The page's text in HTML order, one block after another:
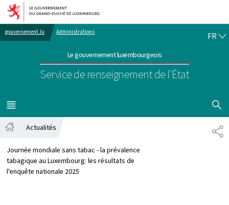
Aller au menu principal
Aller au contenu
gouvernement.lu Administrations
Le gouvernement luxembourgeois
Service de renseignement de l'État
FR
MENU
PRINCIPAL
Actualités
Journée mondiale sans tabac - la prévalence
tabagique au Luxembourg: les résultats de
l'enquête nationale 2025